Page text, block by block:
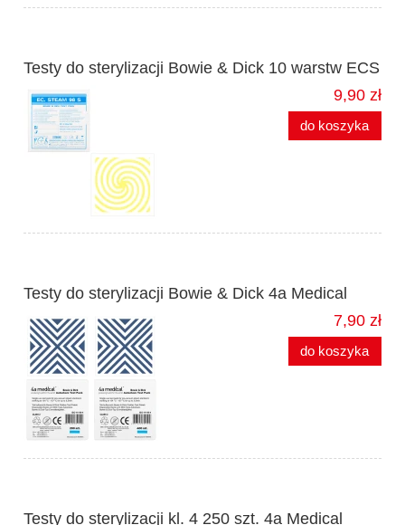
Testy do sterylizacji Bowie & Dick 10 warstw ECS
9,90 zł
do koszyka
Testy do sterylizacji Bowie & Dick 4a Medical
7,90 zł
do koszyka
Testy do sterylizacji kl. 4 250 szt. 4a Medical